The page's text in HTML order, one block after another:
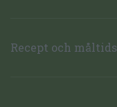
Recept och